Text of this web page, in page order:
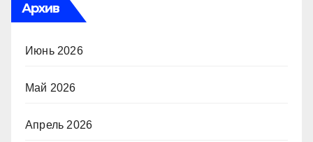
Архив
Июнь 2026
Май 2026
Апрель 2026